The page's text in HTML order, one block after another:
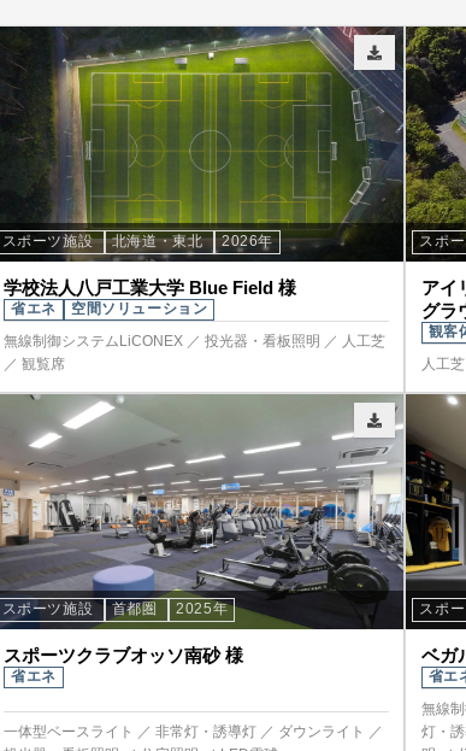
スポーツ施設 北海道・東北 2026年
学校法人八戸工業大学 Blue Field 様
省エネ
空間ソリューション
無線制御システムLiCONEX ／ 投光器・看板照明 ／ 人工芝
／ 観覧席
スポ
アイ
グラ
観客
人工芝
スポーツ施設 首都圏 2025年
スポーツクラブオッソ南砂 様
省エネ
一体型ベースライト ／ 非常灯・誘導灯 ／ ダウンライト ／
スポ
ベガ
省エ
無線
灯・